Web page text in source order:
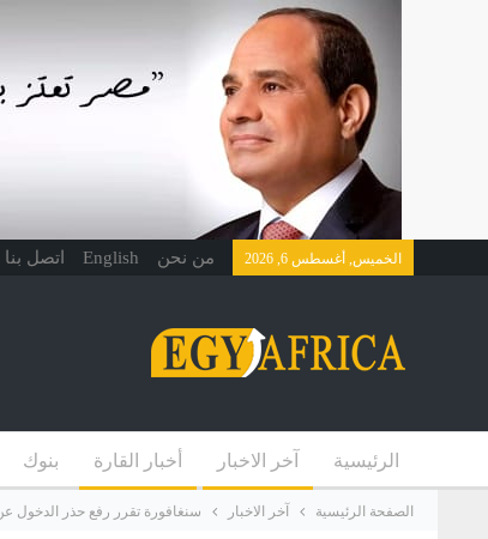
الخميس, أغسطس 6, 2026 من نحن English اتصل بنا
الرئيسية آخر الاخبار أخبار القارة بنوك
الصفحة الرئيسية آخر الاخبار سنغافورة تقرر رفع حذر الدخول عن القادمين